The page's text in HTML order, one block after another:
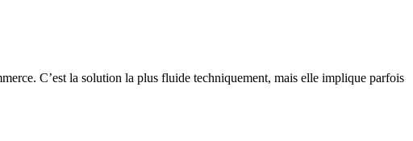
C’est la solution la plus fluide techniquement, mais elle implique parfois